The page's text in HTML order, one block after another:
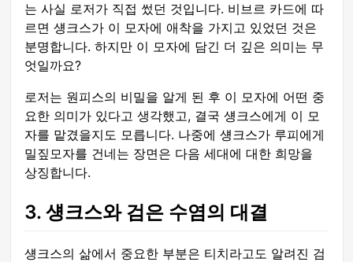
는 사실 로저가 직접 썼던 것입니다. 비브르 카드에 따
르면 섕크스가 이 모자에 애착을 가지고 있었던 것은
분명합니다. 하지만 이 모자에 담긴 더 깊은 의미는 무
엇일까요?
로저는 원피스의 비밀을 알게 된 후 이 모자에 어떤 중
요한 의미가 있다고 생각했고, 결국 섕크스에게 이 모
자를 맡겼을지도 모릅니다. 나중에 섕크스가 루피에게
밀짚모자를 건네는 장면은 다음 세대에 대한 희망을
상징합니다.
3. 섕크스와 검은 수염의 대결
섕크스의 삶에서 중요한 부분은 티치라고도 알려진 검